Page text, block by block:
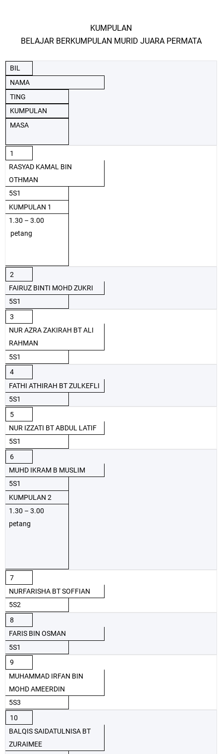
KUMPULAN
BELAJAR BERKUMPULAN MURID JUARA PERMATA
BIL
NAMA
TING
KUMPULAN
MASA
1
RASYAD KAMAL BIN
OTHMAN
5S1
KUMPULAN 1
1.30 – 3.00
petang
2
FAIRUZ BINTI MOHD ZUKRI
5S1
3
NUR AZRA ZAKIRAH BT ALI
RAHMAN
5S1
4
FATHI ATHIRAH BT ZULKEFLI
5S1
5
NUR IZZATI BT ABDUL LATIF
5S1
6
MUHD IKRAM B MUSLIM
5S1
KUMPULAN 2
1.30 – 3.00
petang
7
NURFARISHA BT SOFFIAN
5S2
8
FARIS BIN OSMAN
5S1
9
MUHAMMAD IRFAN BIN
MOHD AMEERDIN
5S3
10
BALQIS SAIDATULNISA BT
ZURAIMEE